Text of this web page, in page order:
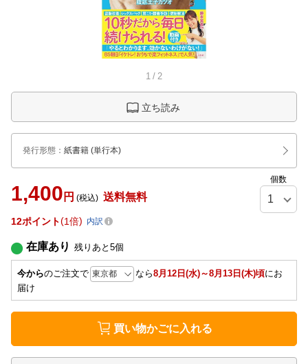
1 / 2
立ち読み
発行形態 ： 紙書籍 (単行本)
1,400 円 (税込) 送料無料
個数
12ポイント 1倍 内訳
在庫あり 残りあと 5個
今からのご注文で なら8月12日(水)～8月13日(木)頃にお
届け
買い物かごに入れる